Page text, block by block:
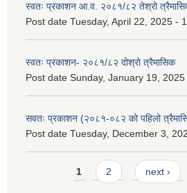
स्वतः प्रकाशन आ.व. २०८१/८२ तेश्रो
Post date Tuesday, April 22, 2025 -
स्वतः प्रकाशन- २०८१/८२ दोश्रो त्रैमासिक
Post date Sunday, January 19,
सवतः प्रकाशन (२०८१-०८२ को पहिलो
Post date Tuesday, December 3,
Pages1 2 next ›